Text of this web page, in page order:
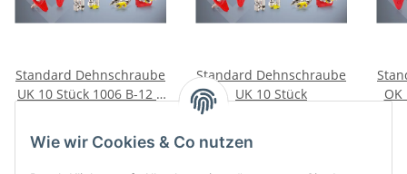
Standard Dehnschraube
UK 10 Stück 1006 B-12 6
Standard Dehnschraube
UK 10 Stück
11,25 € -
OK
Wie wir Cookies & Co nutzen